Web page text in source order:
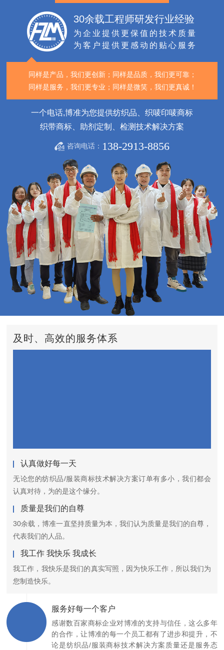
30余载工程师研发行业经验
为企业提供更保值的技术质量
为客户提供更感动的贴心服务
同样是产品，我们更创新； 同样是品质，我们更可靠；
同样是服务，我们更专业； 同样是微笑，我们更真诚！
一个电话,博准为您提供纺织品、织唛印唛商标
织带商标、助剂定制、检测技术解决方案
咨询电话： 138-2913-8856
及时、高效的服务体系
认真做好每一天
无论您的纺织品/服装商标技术解决方案订单有多小，我们都会
认真对待，为的是这个缘分。
质量是我们的自尊
30余载，博准一直坚持质量为本，我们认为质量是我们的自尊，
代表我们的人品。
我工作 我快乐 我成长
我工作，我快乐是我们的真实写照，因为快乐工作，所以我们为
您制造快乐。
服务好每一个客户
感谢数百家商标企业对博准的支持与信任，这么多年
的合作，让博准的每一个员工都有了进步和提升，不
论是纺织品/服装商标技术解决方案质量还是服务态